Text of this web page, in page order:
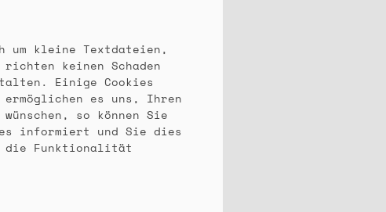
um kleine Textdateien,
keinen Schaden
Einige Cookies
es uns, Ihren
so können Sie
informiert und Sie dies
die Funktionalität